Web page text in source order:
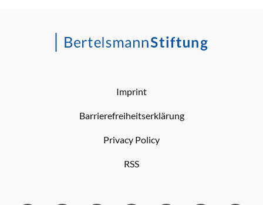
Imprint
Barrierefreiheitserklärung
Privacy Policy
RSS